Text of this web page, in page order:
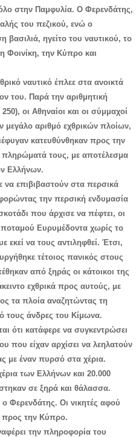
στην Παμφυλία. Ο Φερενδάτης,
του πεζικού, ενώ ο
βασιλιά, ηγείτο του ναυτικού, το
Φοινίκη, την Κύπρο και
ναυτικό έπλεε στα ανοικτά
του. Παρά την αριθμητική
οι Αθηναίοι και οι σύμμαχοί
μεγάλο αριθμό εχθρικών πλοίων,
κατευθύνθηκαν προς την
τους, με αποτέλεσμα
Ελλήνων.
να επιβιβαστούν στα περσικά
την περσική ενδυμασία
που άρχισε να πέφτει, οι
Ευρυμέδοντα χωρίς το
εκεί να τους αντιληφθεί. Έτσι,
τέτοιος πανικός στους
από ξηράς οι κάτοικοι της
εχθρικά προς αυτούς, με
τα πλοία αναζητώντας τη
τους άνδρες του Κίμωνα.
ότι κατάφερε να συγκεντρώσει
που είχαν αρχίσει να λεηλατούν
με έναν πυρσό στα χέρια.
των Ελλήνων και 20.000
σε ξηρά και θάλασσα.
Φερενδάτης. Οι νικητές αφού
προς την Κύπρο.
την πληροφορία του